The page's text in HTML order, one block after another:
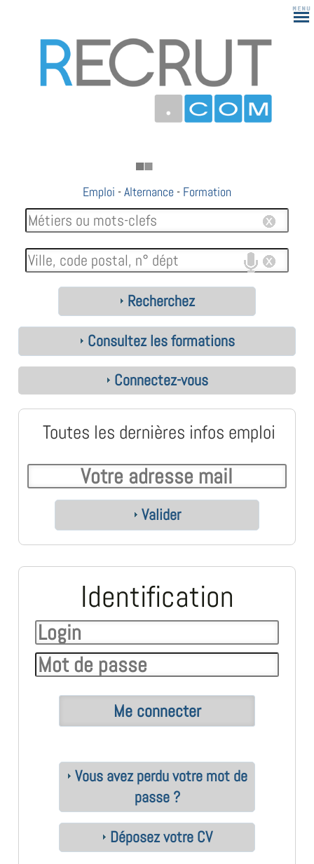
Emploi -Alternance - Formation
Recherchez
Consultez les formations
Connectez-vous
Toutes les dernières infos emploi
Valider
Identification
Vous avez perdu votre mot de
passe ?
Déposez votre CV